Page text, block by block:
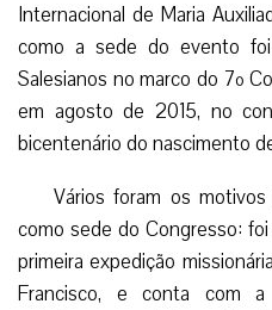
Internacional de Maria
como a sede do evento
Salesianos no marco do 7º
em agosto de 2015, no
bicentenário do nascimento
Vários foram os
como sede do Congresso:
primeira expedição
Francisco, e conta com a